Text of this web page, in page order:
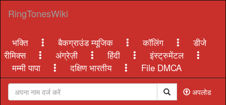
RingTonesWiki
भक्ति बैकग्राउंड म्यूजिक कॉलिंग
डीजे
रीमिक्स
अंग्रेज़ी हिंदी
इंस्ट्रुमेंटल
मम्मी पापा
दक्षिण भारतीय File DMCA
अपलोड